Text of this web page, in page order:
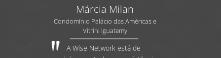
Márcia Milan
Condomínio Palácio das Américas e
Vitrini Iguatemy
A Wise Network está de